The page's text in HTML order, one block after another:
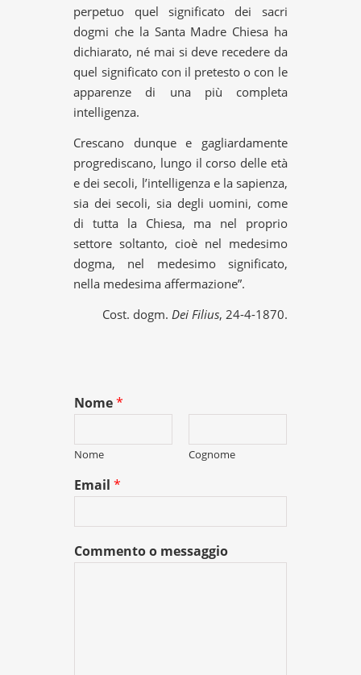
perpetuo quel significato dei sacri
dogmi che la Santa Madre Chiesa ha
dichiarato, né mai si deve recedere da
quel significato con il pretesto o con le
apparenze di una più completa
intelligenza.
Crescano dunque e gagliardamente
progrediscano, lungo il corso delle età
e dei secoli, l’intelligenza e la sapienza,
sia dei secoli, sia degli uomini, come
di tutta la Chiesa, ma nel proprio
settore soltanto, cioè nel medesimo
dogma, nel medesimo significato,
nella medesima affermazione”.
Cost. dogm. Dei Filius, 24-4-1870.
Nome*
Nome Cognome
Email*
Commento o messaggio